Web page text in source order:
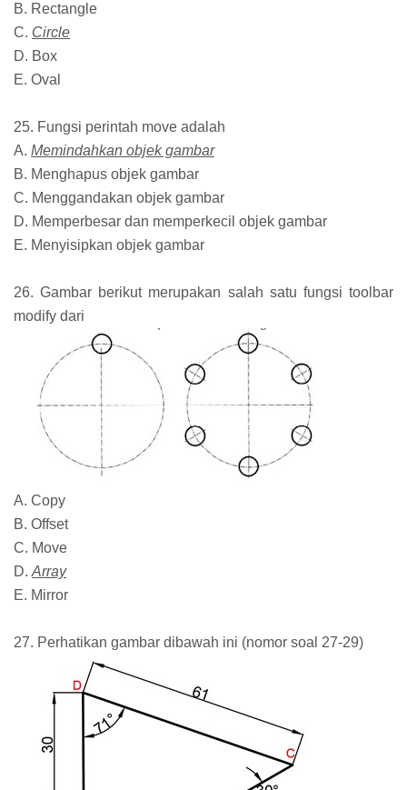
B. Rectangle
C. Circle
D. Box
E. Oval
25. Fungsi perintah move adalah
A. Memindahkan objek gambar
B. Menghapus objek gambar
C. Menggandakan objek gambar
D. Memperbesar dan memperkecil objek gambar
E. Menyisipkan objek gambar
26. Gambar berikut merupakan salah satu fungsi toolbar
modify dari
A. Copy
B. Offset
C. Move
D. Array
E. Mirror
27. Perhatikan gambar dibawah ini (nomor soal 27-29)